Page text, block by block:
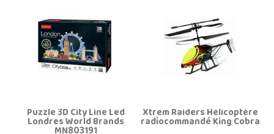
Puzzle 3D City Line Led
Londres World Brands Xtrem Raiders Hélicoptère
radiocommandé King Cobra